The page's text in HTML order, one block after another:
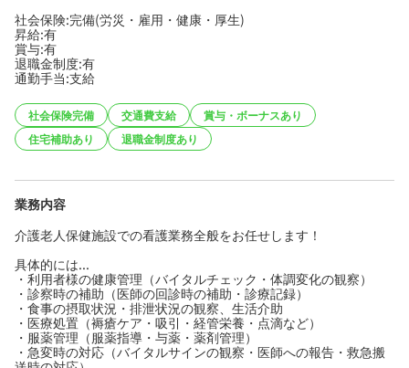
社会保険:完備(労災・雇用・健康・厚生)
昇給:有
賞与:有
退職金制度:有
通勤手当:支給
社会保険完備 交通費支給
賞与・ボーナスあり
住宅補助あり
退職金制度あり
業務内容
介護老人保健施設での看護業務全般をお任せします！
具体的には...
・利用者様の健康管理（バイタルチェック・体調変化の観察）
・診察時の補助（医師の回診時の補助・診療記録）
・食事の摂取状況・排泄状況の観察、生活介助
・医療処置（褥瘡ケア・吸引・経管栄養・点滴など）
・服薬管理（服薬指導・与薬・薬剤管理）
・急変時の対応（バイタルサインの観察・医師への報告・救急搬